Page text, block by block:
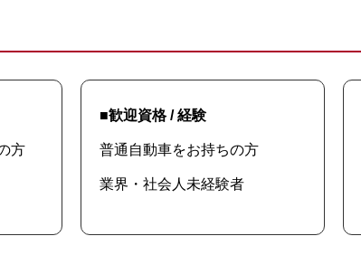
方
■歓迎資格 / 経験
普通自動車をお持ちの方
業界・社会人未経験者